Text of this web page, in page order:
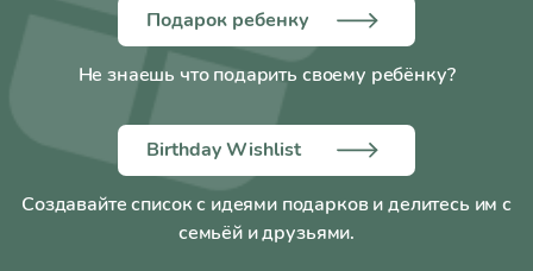
Подарок ребенку
Не знаешь что подарить своему ребёнку?
Birthday Wishlist
Создавайте список с идеями подарков и делитесь им с
семьёй и друзьями.